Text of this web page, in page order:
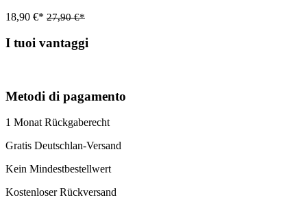
18,90 €* 27,90 €*
I tuoi vantaggi
Metodi di pagamento
1 Monat Rückgaberecht
Gratis Deutschlan-Versand
Kein Mindestbestellwert
Kostenloser Rückversand